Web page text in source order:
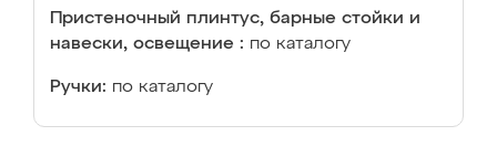
Пристеночный плинтус, барные стойки и
навески, освещение : по каталогу
Ручки: по каталогу